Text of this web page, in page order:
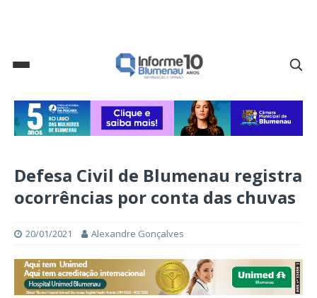
Defesa Civil de Blumenau registra
ocorrências por conta das chuvas
20/01/2021 Alexandre Gonçalves